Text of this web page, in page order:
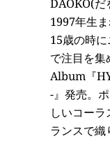
DAOKO(だ
1997年生ま
15歳の時
で注目を
Album『
-』発売。
しいコー
ランスで織